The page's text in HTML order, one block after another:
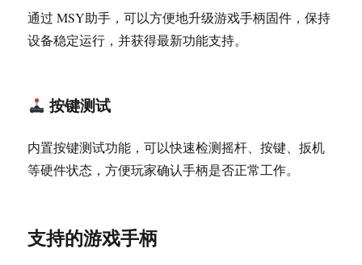
通过 MSY助手，可以方便地升级游戏手柄固件，保持
设备稳定运行，并获得最新功能支持。
按键测试
内置按键测试功能，可以快速检测摇杆、按键、扳机
等硬件状态，方便玩家确认手柄是否正常工作。
支持的游戏手柄